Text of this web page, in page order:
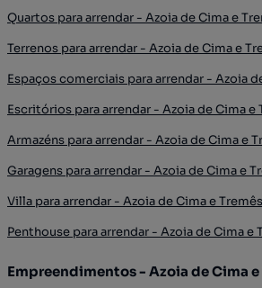
Quartos para arrendar - Azoia de Cima e
Terrenos para arrendar - Azoia de Cima e
Espaços comerciais para arrendar - Azoia
Escritórios para arrendar - Azoia de Cima e
Armazéns para arrendar - Azoia de Cima e
Garagens para arrendar - Azoia de Cima e
Villa para arrendar - Azoia de Cima e Tremês
Penthouse para arrendar - Azoia de Cima e
Empreendimentos - Azoia de Cima e